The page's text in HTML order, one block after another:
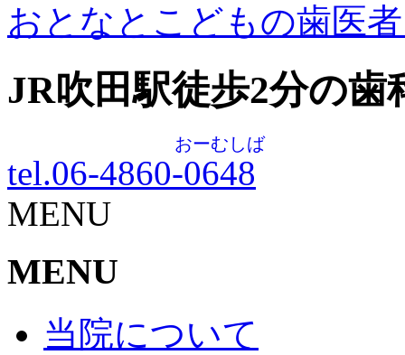
おとなとこどもの歯医
JR吹田駅徒歩2分の歯
tel.06-4860-0648
おーむしば
MENU
MENU
当院について